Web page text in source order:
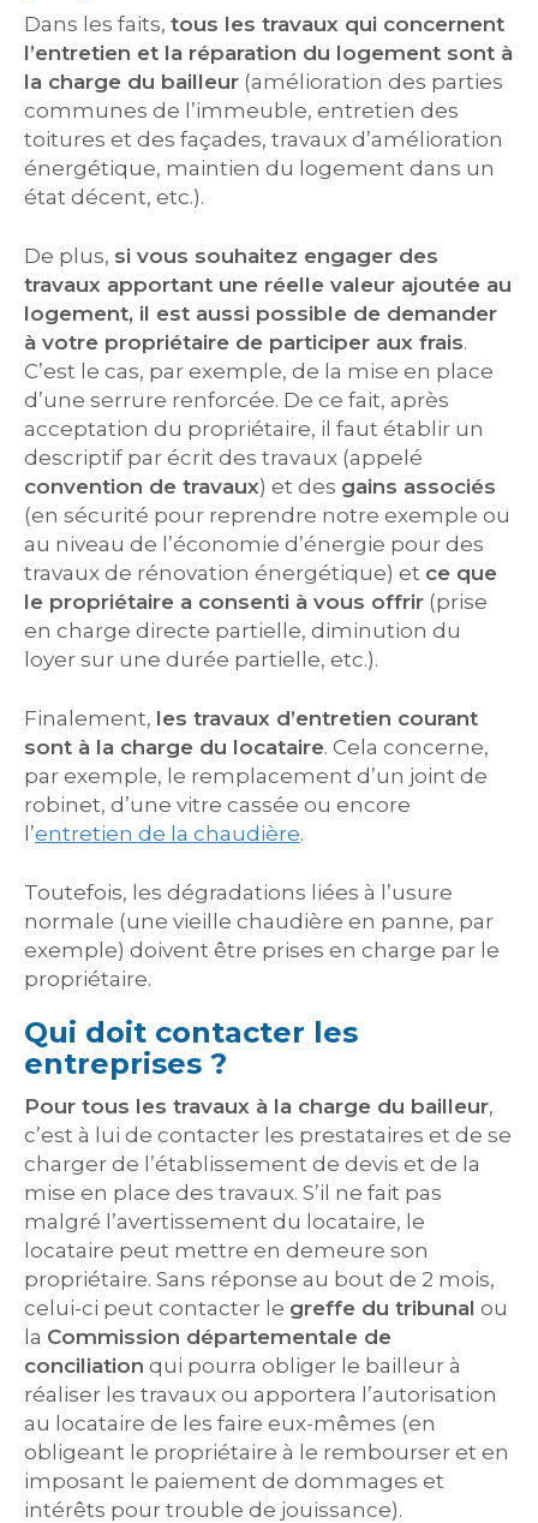
Dans les faits, tous les travaux qui concernent
l’entretien et la réparation du logement sont à
la charge du bailleur (amélioration des parties
communes de l’immeuble, entretien des
toitures et des façades, travaux d’amélioration
énergétique, maintien du logement dans un
état décent, etc.).
De plus, si vous souhaitez engager des
travaux apportant une réelle valeur ajoutée au
logement, il est aussi possible de demander
à votre propriétaire de participer aux frais.
C’est le cas, par exemple, de la mise en place
d’une serrure renforcée. De ce fait, après
acceptation du propriétaire, il faut établir un
descriptif par écrit des travaux (appelé
convention de travaux) et des gains associés
(en sécurité pour reprendre notre exemple ou
au niveau de l’économie d’énergie pour des
travaux de rénovation énergétique) et ce que
le propriétaire a consenti à vous offrir (prise
en charge directe partielle, diminution du
loyer sur une durée partielle, etc.).
Finalement, les travaux d’entretien courant
sont à la charge du locataire. Cela concerne,
par exemple, le remplacement d’un joint de
robinet, d’une vitre cassée ou encore
l’entretien de la chaudière.
Toutefois, les dégradations liées à l’usure
normale (une vieille chaudière en panne, par
exemple) doivent être prises en charge par le
propriétaire.
Qui doit contacter les
entreprises ?
Pour tous les travaux à la charge du bailleur,
c’est à lui de contacter les prestataires et de se
charger de l’établissement de devis et de la
mise en place des travaux. S’il ne fait pas
malgré l’avertissement du locataire, le
locataire peut mettre en demeure son
propriétaire. Sans réponse au bout de 2 mois,
celui-ci peut contacter le greffe du tribunal ou
la Commission départementale de
conciliation qui pourra obliger le bailleur à
réaliser les travaux ou apportera l’autorisation
au locataire de les faire eux-mêmes (en
obligeant le propriétaire à le rembourser et en
imposant le paiement de dommages et
intérêts pour trouble de jouissance).